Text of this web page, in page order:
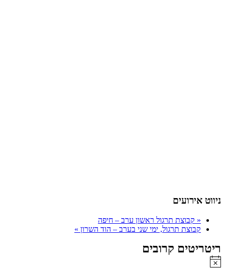
ניווט אירועים
« קבוצת תרגול ראשון ערב – חיפה
קבוצת תרגול, ימי שני בערב – הוד השרון »
ריטריטים קרובים
Notice